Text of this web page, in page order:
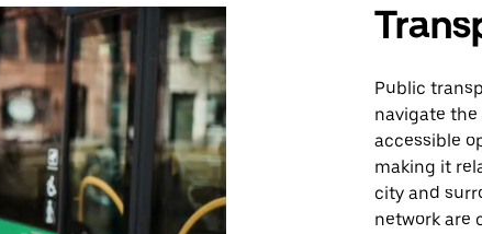
Public
navigate
accessible
making it
city and
network are